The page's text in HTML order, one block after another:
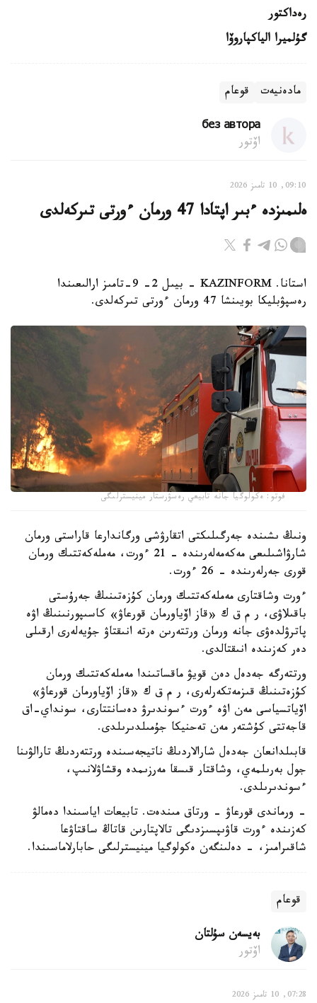
رەداكتور
گۇلميرا الياكپاروۆا
مادەنيەت قوعام
без автора
اۆتور
09:10, 10 تامىز 2026
ەلىمىزدە ءبىر اپتادا 47 ورمان ءورتى تىركەلدى
استانا. KAZINFORM - بيىل 2- 9-تامىز ارالىعىندا
رەسپۋبليكا بويىنشا 47 ورمان ءورتى تىركەلدى.
فوتو: ەكولوگيا جانە تابيعي رەسۋرستار مينيسترلىگى
ونىڭ ىشىندە جەرگىلىكتى اتقارۋشى ورگاندارعا قاراستى ورمان
شارۋاشىلىعى مەكەمەلەرىندە - 21 ءورت، مەملەكەتتىك ورمان
قورى جەرلەرىندە - 26 ءورت.
ءورت وشاقتارى مەملەكەتتىك ورمان كۇزەتىنىڭ جەرۇستى
باقىلاۋى، ر م ق ك «قاز اۆياورمان قورعاۋ» كاسىپورنىنىڭ اۋە
پاترۋلدەۋى جانە ورمان ورتتەرىن ەرتە انىقتاۋ جۇيەلەرى ارقىلى
دەر كەزىندە انىقتالدى.
ورتتەرگە جەدەل دەن قويۋ ماقساتىندا مەملەكەتتىك ورمان
كۇزەتىنىڭ قىزمەتكەرلەرى، ر م ق ك «قاز اۆياورمان قورعاۋ»
اۆياتسياسى مەن اۋە ءورت ءسوندىرۋ دەسانتتارى، سونداي-اق
قاجەتتى كۇشتەر مەن تەحنيكا جۇمىلدىرىلدى.
قابىلدانعان جەدەل شارالاردىڭ ناتيجەسىندە ورتتەردىڭ تارالۋىنا
جول بەرىلمەي، وشاقتار قىسقا مەرزىمدە وقشاۋلانىپ،
ءسوندىرىلدى.
- ورماندى قورعاۋ - ورتاق مىندەت. تابيعات اياسىندا دەمالۋ
كەزىندە ءورت قاۋىپسىزدىگى تالاپتارىن قاتاڭ ساقتاۋعا
شاقىرامىز، - دەلىنگەن ەكولوگيا مينيسترلىگى حابارلاماسىندا.
قوعام
بەيسەن سۇلتان
اۆتور
07:28, 10 تامىز 2026